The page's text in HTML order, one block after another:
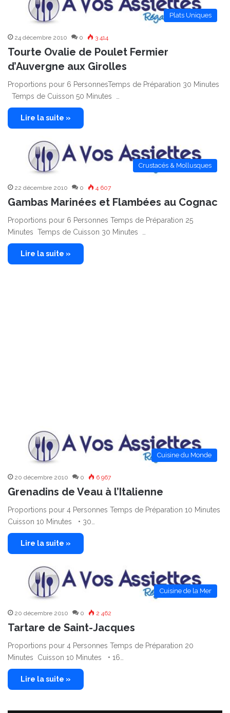
Plats Uniques
24 décembre 2010 0 3 414
Tourte Ovalie de Poulet Fermier
d’Auvergne aux Girolles
Proportions pour 6 PersonnesTemps de Préparation 30 Minutes
Temps de Cuisson 50 Minutes …
Lire la suite »
Crustacés & Mollusques
22 décembre 2010 0 4 607
Gambas Marinées et Flambées au Cognac
Proportions pour 6 Personnes Temps de Préparation 25
Minutes Temps de Cuisson 30 Minutes …
Lire la suite »
Cuisine du Monde
20 décembre 2010 0 6 967
Grenadins de Veau à l’Italienne
Proportions pour 4 Personnes Temps de Préparation 10 Minutes
Cuisson 10 Minutes • 30…
Lire la suite »
Cuisine de la Mer
20 décembre 2010 0 2 462
Tartare de Saint-Jacques
Proportions pour 4 Personnes Temps de Préparation 20
Minutes Cuisson 10 Minutes • 16…
Lire la suite »